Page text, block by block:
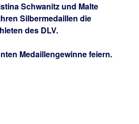
Schwanitz und Malte
Silbermedaillen die
des DLV.
Medaillengewinne feiern.